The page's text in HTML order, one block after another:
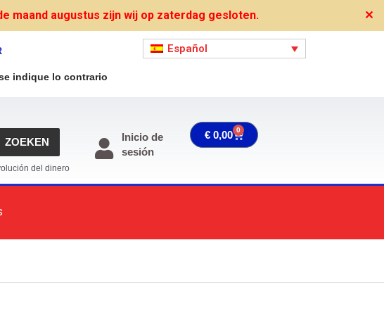
maand augustus zijn wij op zaterdag gesloten. ✕
indique lo contrario
Español
ZOEKEN
del dinero
Inicio de
sesión
€ 0,00 0 Carrito